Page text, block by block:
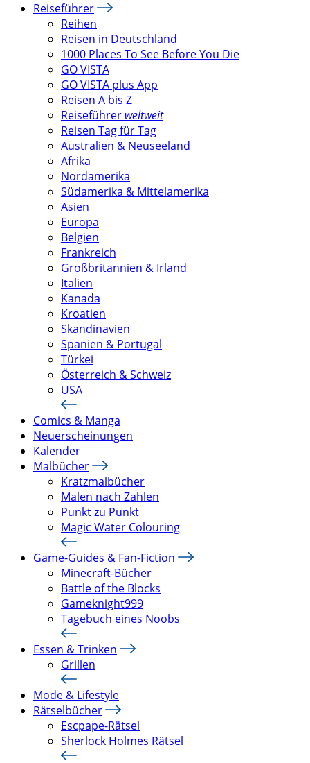
Reiseführer
Reihen
Reisen in Deutschland
1000 Places To See Before You Die
GO VISTA
GO VISTA plus App
Reisen A bis Z
Reiseführer weltweit
Reisen Tag für Tag
Australien & Neuseeland
Afrika
Nordamerika
Südamerika & Mittelamerika
Asien
Europa
Belgien
Frankreich
Großbritannien & Irland
Italien
Kanada
Kroatien
Skandinavien
Spanien & Portugal
Türkei
Österreich & Schweiz
USA
Comics & Manga
Neuerscheinungen
Kalender
Malbücher
Kratzmalbücher
Malen nach Zahlen
Punkt zu Punkt
Magic Water Colouring
Game-Guides & Fan-Fiction
Minecraft-Bücher
Battle of the Blocks
Gameknight999
Tagebuch eines Noobs
Essen & Trinken
Grillen
Mode & Lifestyle
Rätselbücher
Escpape-Rätsel
Sherlock Holmes Rätsel